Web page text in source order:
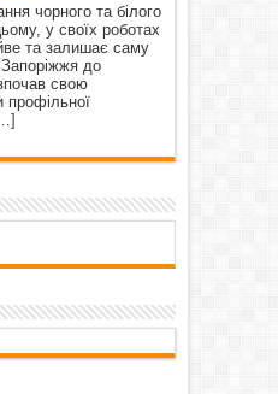
чорного та білого
у своїх роботах
та залишає саму
до
свою
профільної